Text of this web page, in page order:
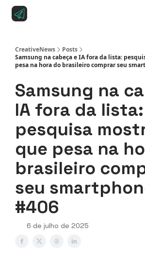
CreativeNews
Posts
Samsung na cabeça e IA fora da lista:
pesa na hora do brasileiro comprar seu
Samsung na
IA fora da lista:
pesquisa
que pesa na
brasileiro
seu
#406
6 de julho de 2025